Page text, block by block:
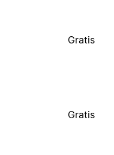
Gratis
Gratis